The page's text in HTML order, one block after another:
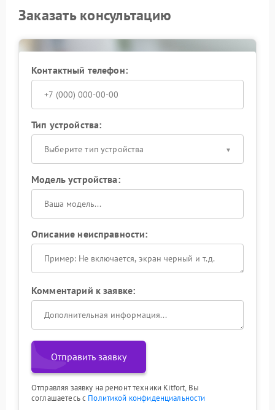
Заказать консультацию
Контактный телефон:
Тип устройства:
Выберите тип устройства
Модель устройства:
Описание неисправности:
Комментарий к заявке:
Отправить заявку
Отправляя заявку на ремонт техники Kitfort, Вы
соглашаетесь с Политикой конфиденциальности